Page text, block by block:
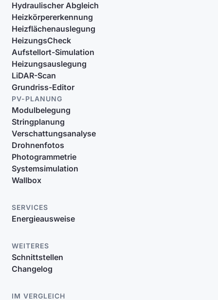
Hydraulischer Abgleich
Heizkörpererkennung
Heizflächenauslegung
HeizungsCheck
Aufstellort-Simulation
Heizungsauslegung
LiDAR-Scan
Grundriss-Editor
PV-PLANUNG
Modulbelegung
Stringplanung
Verschattungsanalyse
Drohnenfotos
Photogrammetrie
Systemsimulation
Wallbox
SERVICES
Energieausweise
WEITERES
Schnittstellen
Changelog
IM VERGLEICH